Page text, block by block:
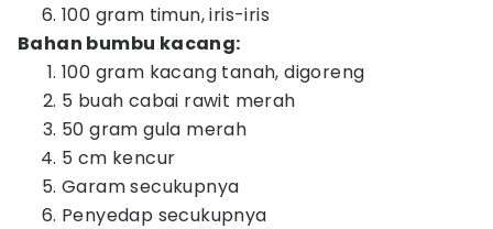
100 gram timun, iris-iris
Bahan bumbu kacang:
100 gram kacang tanah, digoreng
5 buah cabai rawit merah
50 gram gula merah
5 cm kencur
Garam secukupnya
Penyedap secukupnya